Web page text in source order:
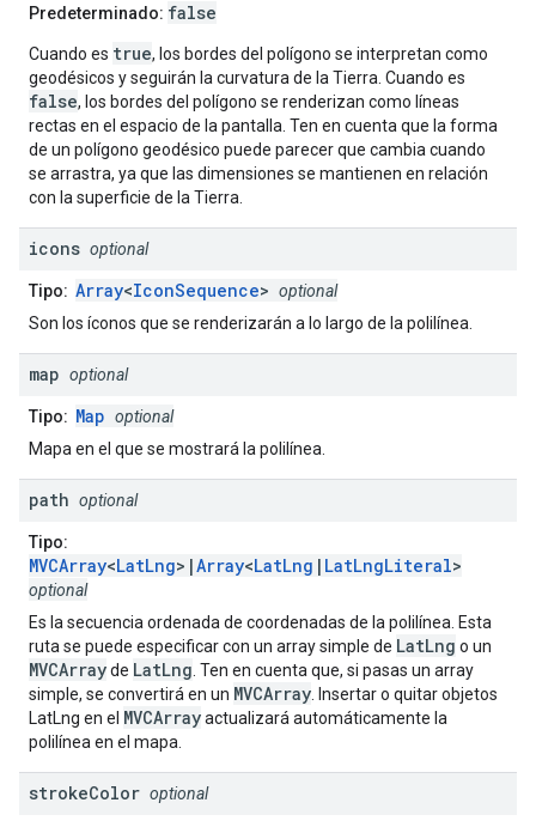
Predeterminado: false
Cuando es true, los bordes del polígono se interpretan como
geodésicos y seguirán la curvatura de la Tierra. Cuando es
false, los bordes del polígono se renderizan como líneas
rectas en el espacio de la pantalla. Ten en cuenta que la forma
de un polígono geodésico puede parecer que cambia cuando
se arrastra, ya que las dimensiones se mantienen en relación
con la superficie de la Tierra.
icons optional
Tipo: Array<IconSequence> optional
Son los íconos que se renderizarán a lo largo de la polilínea.
map optional
Tipo: Map optional
Mapa en el que se mostrará la polilínea.
path optional
Tipo:
MVCArray<LatLng>|Array<LatLng | LatLngLiteral>
optional
Es la secuencia ordenada de coordenadas de la polilínea. Esta
ruta se puede especificar con un array simple de LatLng o un
MVCArrayde LatLng . Ten en cuenta que, si pasas un array
simple, se convertirá en un MVCArray . Insertar o quitar objetos
LatLng en el MVCArrayactualizará automáticamente la
polilínea en el mapa.
strokeColor optional